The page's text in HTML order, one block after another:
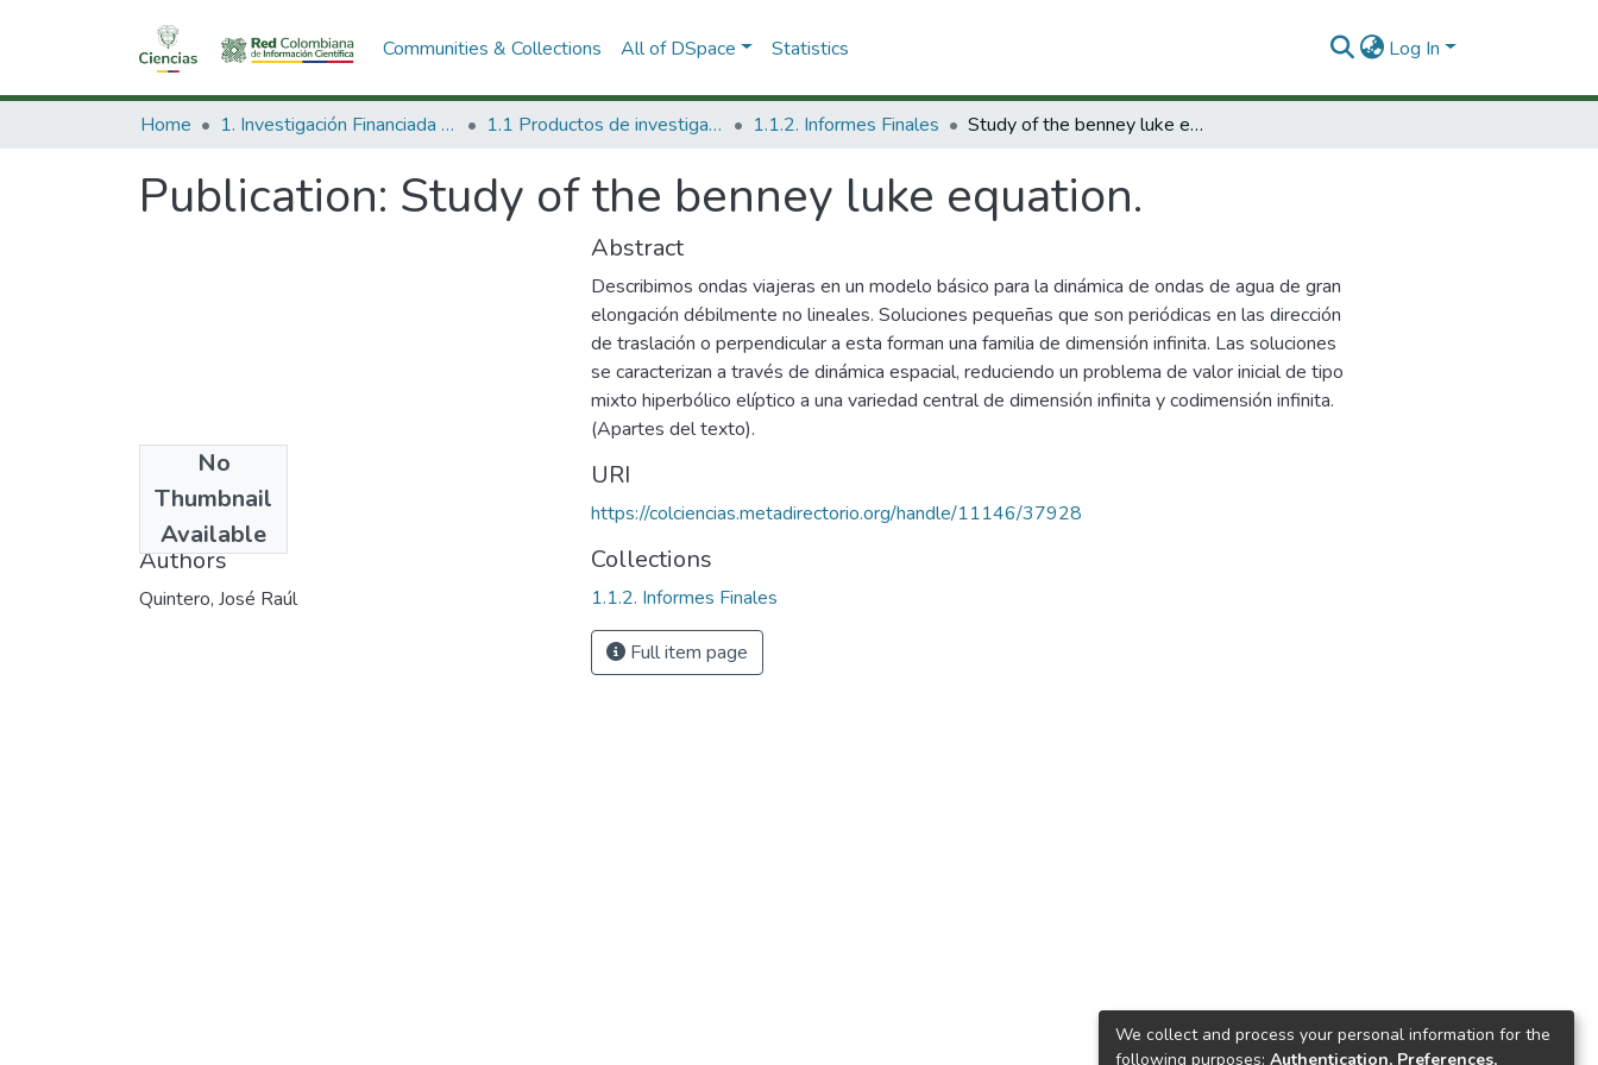
Communities & Collections All of DSpace Statistics Log In
Home 1. Investigación Financiada con Recursos Públicos 1.1 Productos de investigación 1.1.2. Informes Finales Study of the benney luke equation.
Publication: Study of the benney luke equation.
No
Thumbnail
Available
2003-05
Authors
Quintero, José Raúl
Abstract
Describimos ondas viajeras en un modelo básico para la dinámica de ondas de agua de gran
elongación débilmente no lineales. Soluciones pequeñas que son periódicas en las dirección
de traslación o perpendicular a esta forman una familia de dimensión infinita. Las soluciones
se caracterizan a través de dinámica espacial, reduciendo un problema de valor inicial de tipo
mixto hiperbólico elíptico a una variedad central de dimensión infinita y codimensión infinita.
(Apartes del texto).
URI
https://colciencias.metadirectorio.org/handle/11146/37928
Collections
1.1.2. Informes Finales
Full item page
We collect and process your personal information for the
following purposes: Authentication, Preferences,